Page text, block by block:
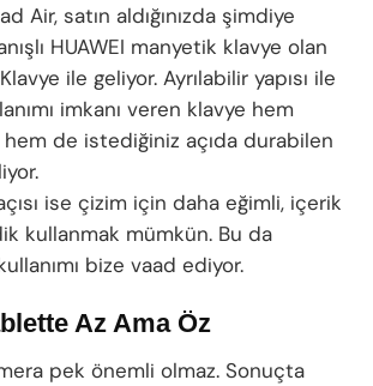
Air, satın aldığınızda şimdiye
HUAWEI manyetik klavye olan
ile geliyor. Ayrılabilir yapısı ile
imkanı veren klavye hem
hem de istediğiniz açıda durabilen
ise çizim için daha eğimli, içerik
kullanmak mümkün. Bu da
bize vaad ediyor.
Az Ama Öz
pek önemli olmaz. Sonuçta